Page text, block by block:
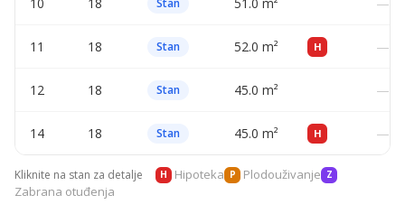
Stan
11 18 Stan 52.0 m² H —
12 18 Stan 45.0 m² —
14 18 Stan 45.0 m² H —
Kliknite na stan za detalje H Hipoteka P Plodouživanje Z
Zabrana otuđenja